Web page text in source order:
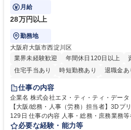
て柔軟に対応いただくことを期待します。
月給
28万円以上
勤務地
大阪府大阪市西淀川区
業界未経験歓迎
年間休日120日以上
住宅手当あり
時短勤務あり 退職金あ
完全週休2日制
仕事の内容
企業名 株式会社エヌ・ティ・ティ・データ・
【大阪/総務・人事（労務）担当者】3Dプ
129日 仕事の内容 人事・総務・庶務業務等を幅広くお任せします。本社コ
ーポレート部門と連携しながら、決められ
必要な経験・能力等